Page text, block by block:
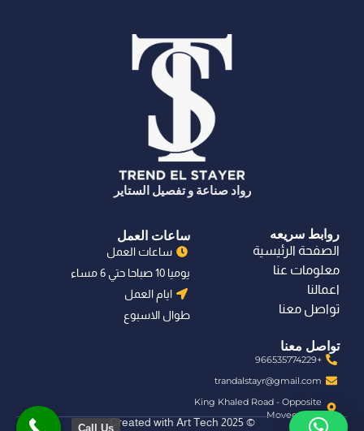
رواد صناعة و تفصيل الستاير
روابط سريعه
الصفحة الرئيسية
معلومات عنا
اعمالنا
تواصل معنا
ساعات العمل
ساعات العمل
يوميا 10 صباحا حتي 6 مساء
ايام العمل
طوال الاسبوع
تواصل معنا
+966535774229
trandalstayr@gmail.com
King Khaled Road - Opposite
Moveenpick
© 2025 Created with Art Tech
Call Us